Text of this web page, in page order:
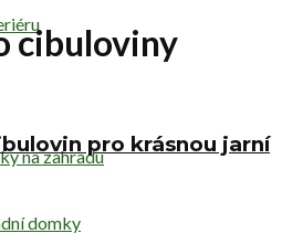
na zahradu
domky
cibuloviny
pro krásnou jarní